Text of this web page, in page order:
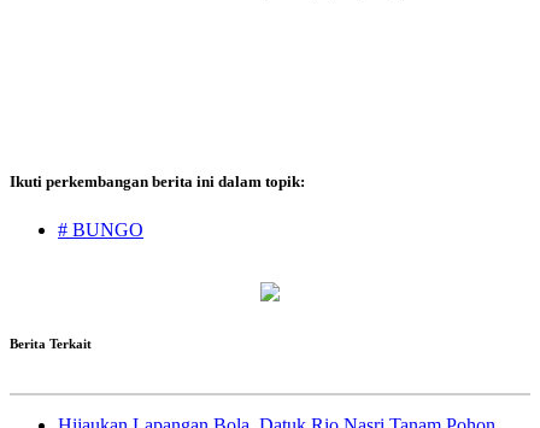
Ikuti perkembangan berita ini dalam topik:
# BUNGO
Berita Terkait